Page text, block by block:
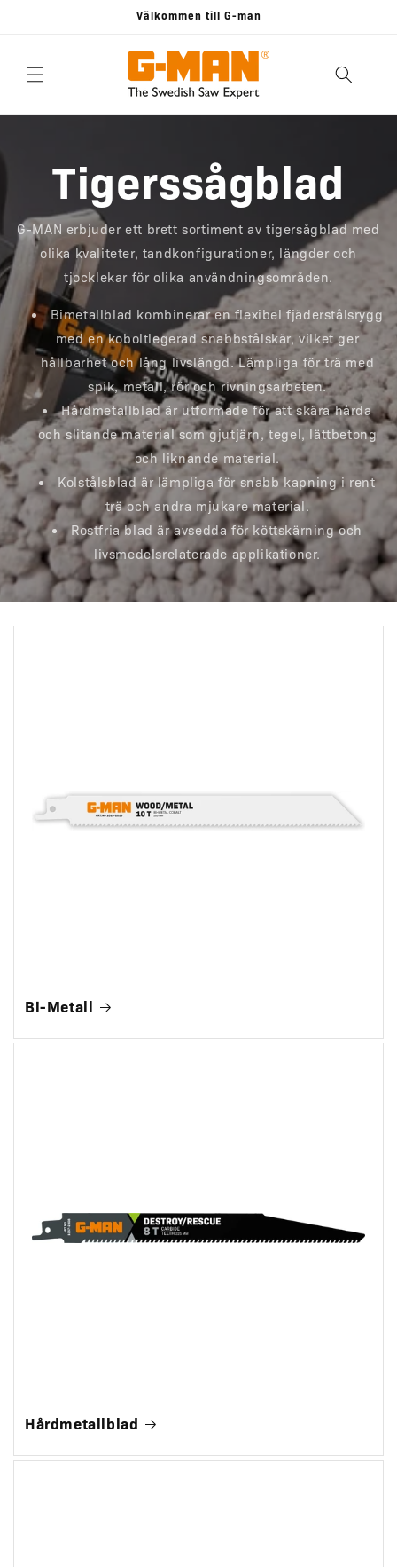
Välkommen till G-man
Tigerssågblad
G-MAN erbjuder ett brett sortiment av tigersågblad med
olika kvaliteter, tandkonfigurationer, längder och
tjocklekar för olika användningsområden.
Bimetallblad kombinerar en flexibel fjäderstålsrygg
med en koboltlegerad snabbstålskär, vilket ger
hållbarhet och lång livslängd. Lämpliga för trä med
spik, metall, rör och rivningsarbeten.
Hårdmetallblad är utformade för att skära hårda
och slitande material som gjutjärn, tegel, lättbetong
och liknande material.
Kolstålsblad är lämpliga för snabb kapning i rent
trä och andra mjukare material.
Rostfria blad är avsedda för köttskärning och
livsmedelsrelaterade applikationer.
Bi-Metall
Hårdmetallblad